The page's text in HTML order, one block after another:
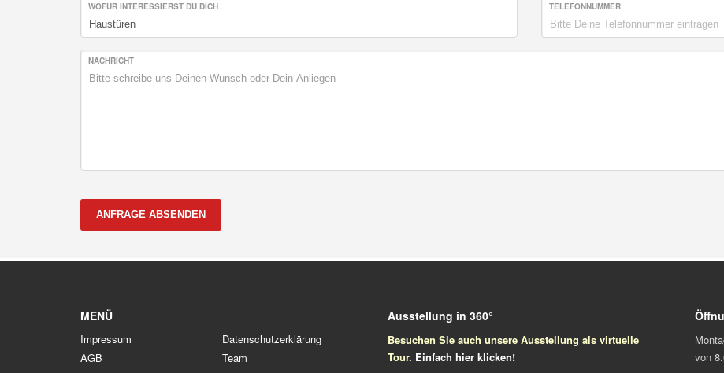
WOFÜR INTERESSIERST DU DICH TELEFONNUMMER
NACHRICHT
ANFRAGE ABSENDEN
MENÜ
Impressum
Datenschutzerklärung
AGB
Team
Ausstellung in 360°
Besuchen Sie auch unsere Ausstellung als virtuelle
Tour. Einfach hier klicken!
von